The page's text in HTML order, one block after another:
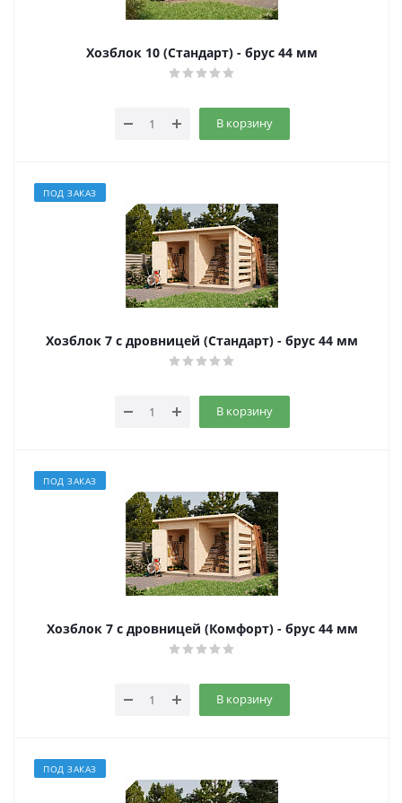
Хозблок 10 (Стандарт) - брус 44 мм
В корзину
ПОД ЗАКАЗ
Хозблок 7 с дровницей (Стандарт) - брус 44 мм
В корзину
ПОД ЗАКАЗ
Хозблок 7 с дровницей (Комфорт) - брус 44 мм
В корзину
ПОД ЗАКАЗ